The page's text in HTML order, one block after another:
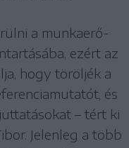
a munkaerő-
ezért az
hogy töröljék a
és
– tért ki
Jelenleg a több